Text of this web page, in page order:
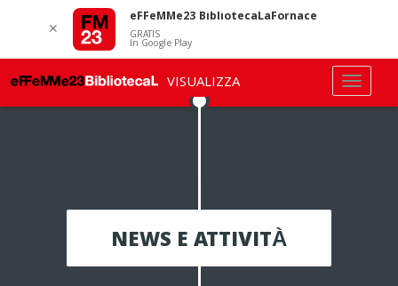
NEWS E ATTIVITÀ
✕
eFFeMMe23 BibliotecaLaFornace
GRATIS
In Google Play
VISUALIZZA